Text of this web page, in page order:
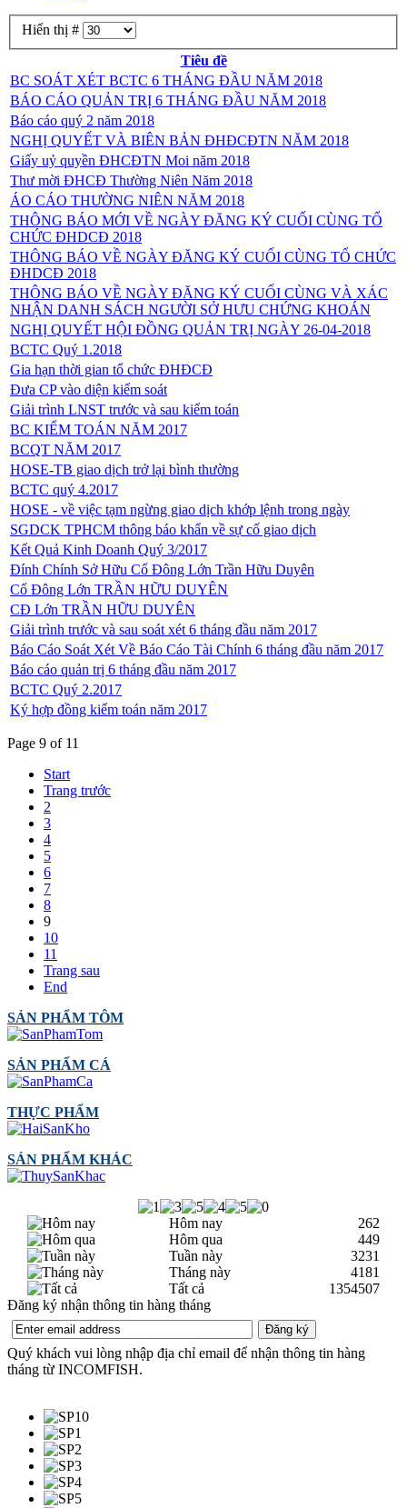
Hiển thị #
Tiêu đề
BC SOÁT XÉT BCTC 6 THÁNG ĐẦU NĂM 2018
BÁO CÁO QUẢN TRỊ 6 THÁNG ĐẦU NĂM 2018
Báo cáo quý 2 năm 2018
NGHỊ QUYẾT VÀ BIÊN BẢN ĐHĐCĐTN NĂM 2018
Giấy uỷ quyền ĐHCĐTN Moi năm 2018
Thư mời ĐHCĐ Thường Niên Năm 2018
ÁO CÁO THƯỜNG NIÊN NĂM 2018
THÔNG BÁO MỚI VỀ NGÀY ĐĂNG KÝ CUỐI CÙNG TỔ
CHỨC ĐHDCĐ 2018
THÔNG BÁO VỀ NGÀY ĐĂNG KÝ CUỐI CÙNG TỔ CHỨC
ĐHDCĐ 2018
THÔNG BÁO VỀ NGÀY ĐĂNG KÝ CUỐI CÙNG VÀ XÁC
NHẬN DANH SÁCH NGƯỜI SỞ HƯU CHỨNG KHOÁN
NGHỊ QUYẾT HỘI ĐỒNG QUẢN TRỊ NGÀY 26-04-2018
BCTC Quý 1.2018
Gia hạn thời gian tổ chức ĐHĐCĐ
Đưa CP vào diện kiểm soát
Giải trình LNST trước và sau kiểm toán
BC KIỂM TOÁN NĂM 2017
BCQT NĂM 2017
HOSE-TB giao dịch trở lại bình thường
BCTC quý 4.2017
HOSE - về việc tạm ngừng giao dịch khớp lệnh trong ngày
SGDCK TPHCM thông báo khẩn về sự cố giao dịch
Kết Quả Kinh Doanh Quý 3/2017
Đính Chính Sở Hữu Cổ Đông Lớn Trần Hữu Duyên
Cổ Đông Lớn TRẦN HỮU DUYÊN
CĐ Lớn TRẦN HỮU DUYÊN
Giải trình trước và sau soát xét 6 tháng đầu năm 2017
Báo Cáo Soát Xét Về Báo Cáo Tài Chính 6 tháng đầu năm 2017
Báo cáo quản trị 6 tháng đầu năm 2017
BCTC Quý 2.2017
Ký hợp đồng kiểm toán năm 2017
Page 9 of 11
Start
Trang trước
2
3
4
5
6
7
8
9
10
11
Trang sau
End
SẢN PHẨM TÔM
SẢN PHẨM CÁ
THỰC PHẨM
SẢN PHẨM KHÁC
Hôm nay
262
Hôm qua
449
Tuần này
3231
Tháng này
4181
Tất cả
1354507
Đăng ký nhận thông tin hàng tháng
Quý khách vui lòng nhập địa chỉ email để nhận thông tin hàng
tháng từ INCOMFISH.